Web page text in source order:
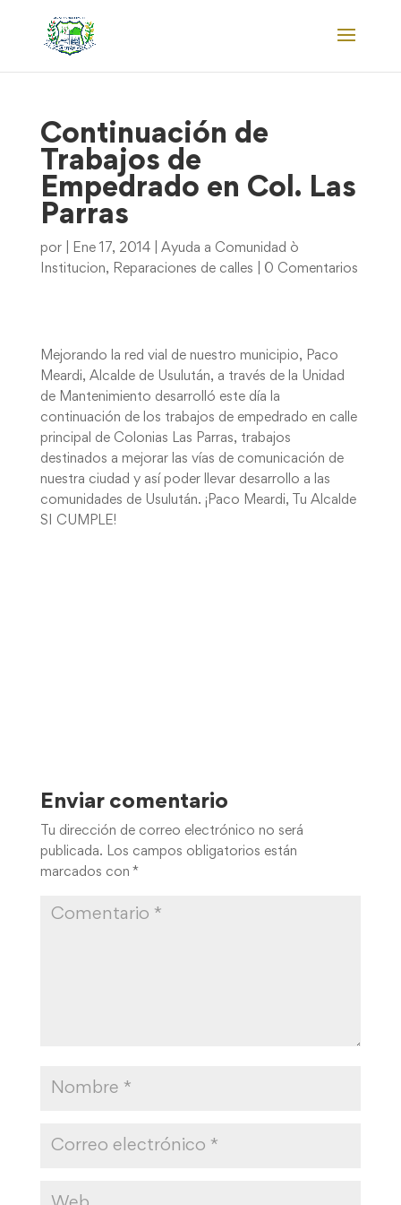
Continuación de
Trabajos de
Empedrado en Col. Las
Parras
por Ene 17, 2014| Ayuda a Comunidad ò
Institucion, Reparaciones de calles 0 Comentarios
Mejorando la red vial de nuestro municipio, Paco
Meardi, Alcalde de Usulután, a través de la Unidad
de Mantenimiento desarrolló este día la
continuación de los trabajos de empedrado en calle
principal de Colonias Las Parras, trabajos
destinados a mejorar las vías de comunicación de
nuestra ciudad y así poder llevar desarrollo a las
comunidades de Usulután. ¡Paco Meardi, Tu Alcalde
SI CUMPLE!
Enviar comentario
Tu dirección de correo electrónico no será
publicada. Los campos obligatorios están
marcados con *